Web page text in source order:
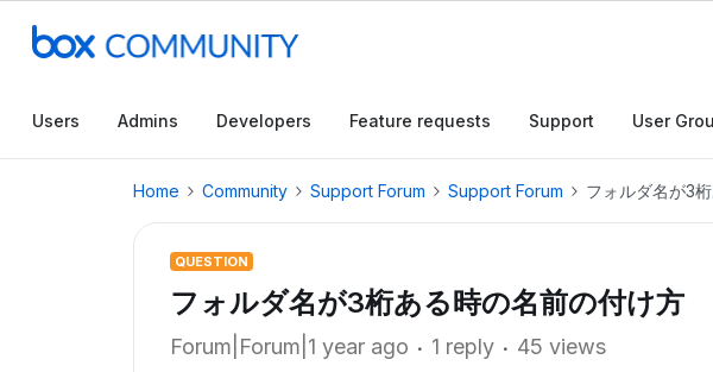
Users Admins Developers Feature requests Support User
Home Community Support Forum Support Forum フォルダ名が3
QUESTION
フォルダ名が3桁ある時の名前の付け方
Forum|Forum|1 year ago 1 reply 45 views